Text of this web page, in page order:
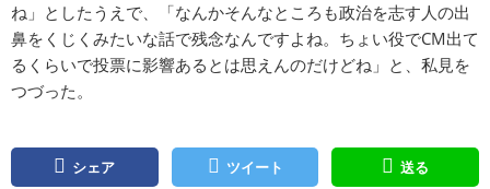
ね」としたうえで、「なんかそんなところも政治を志す人の出
鼻をくじくみたいな話で残念なんですよね。ちょい役でCM出て
るくらいで投票に影響あるとは思えんのだけどね」と、私見を
つづった。
シェア ツイート 送る